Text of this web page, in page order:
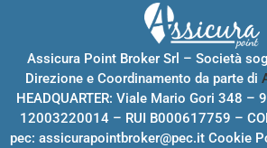
Assicura Point Broker Srl – Società
Direzione e Coordinamento da parte di
HEADQUARTER: Viale Mario Gori 348 –
12003220014 – RUI B000617759 –
pec: assicurapointbroker@pec.it Cookie